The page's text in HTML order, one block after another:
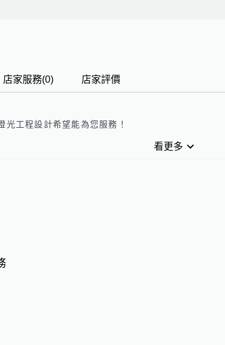
店家服務(0) 店家評價
光工程設計希望能為您服務！
看更多